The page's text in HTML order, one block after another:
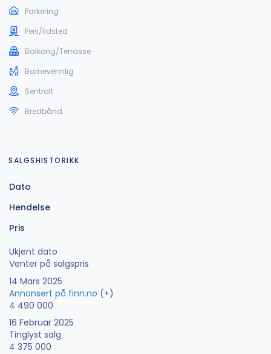
Parkering
Peis/Ildsted
Balkong/Terrasse
Barnevennlig
Sentralt
Bredbånd
SALGSHISTORIKK
Dato
Hendelse
Pris
Ukjent dato
Venter på salgspris
14 Mars 2025
Annonsert på finn.no (+)
4 490 000
16 Februar 2025
Tinglyst salg
4 375 000